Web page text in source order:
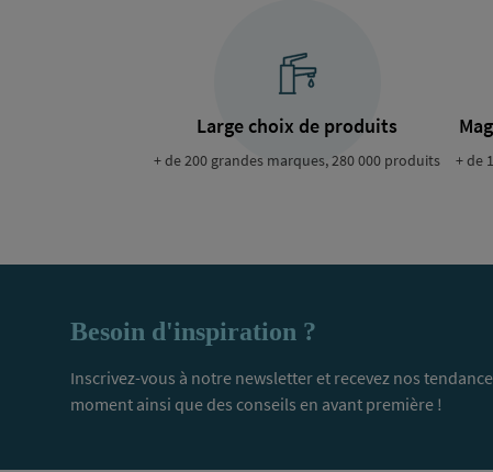
Large choix de produits
+ de 200 grandes marques, 280 000 produits + de
Besoin d'inspiration ?
Inscrivez-vous à notre newsletter et recevez nos
moment ainsi que des conseils en avant première !